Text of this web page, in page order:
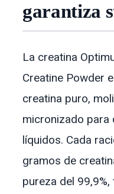
garantiza
La creatina
Creatine Powder
creatina puro,
micronizado para
líquidos. Cada
gramos de
pureza del